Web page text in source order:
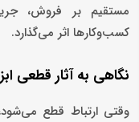
مستقیم بر فروش،
کسب‌وکارها اثر می‌گذارد.
نگاهی به آثار قطعی
وقتی ارتباط قطع